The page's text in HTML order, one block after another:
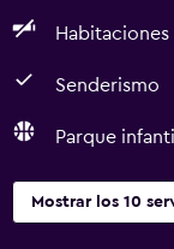
Senderismo
Parque infantil
Mostrar los 10